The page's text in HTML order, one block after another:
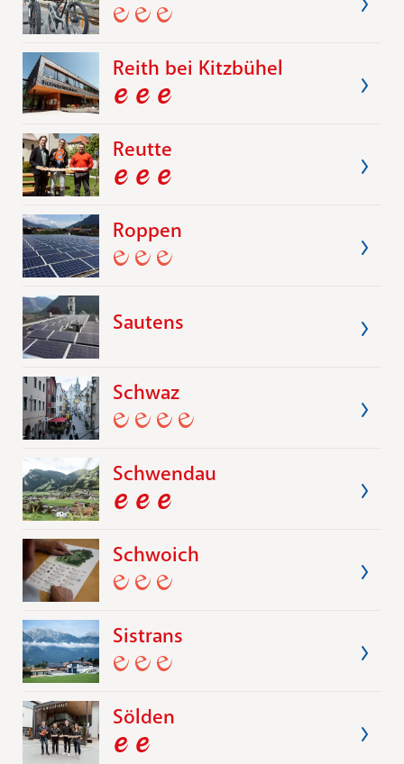
Reith bei Kitzbühel
Reutte
Roppen
Sautens
Schwaz
Schwendau
Schwoich
Sistrans
Sölden